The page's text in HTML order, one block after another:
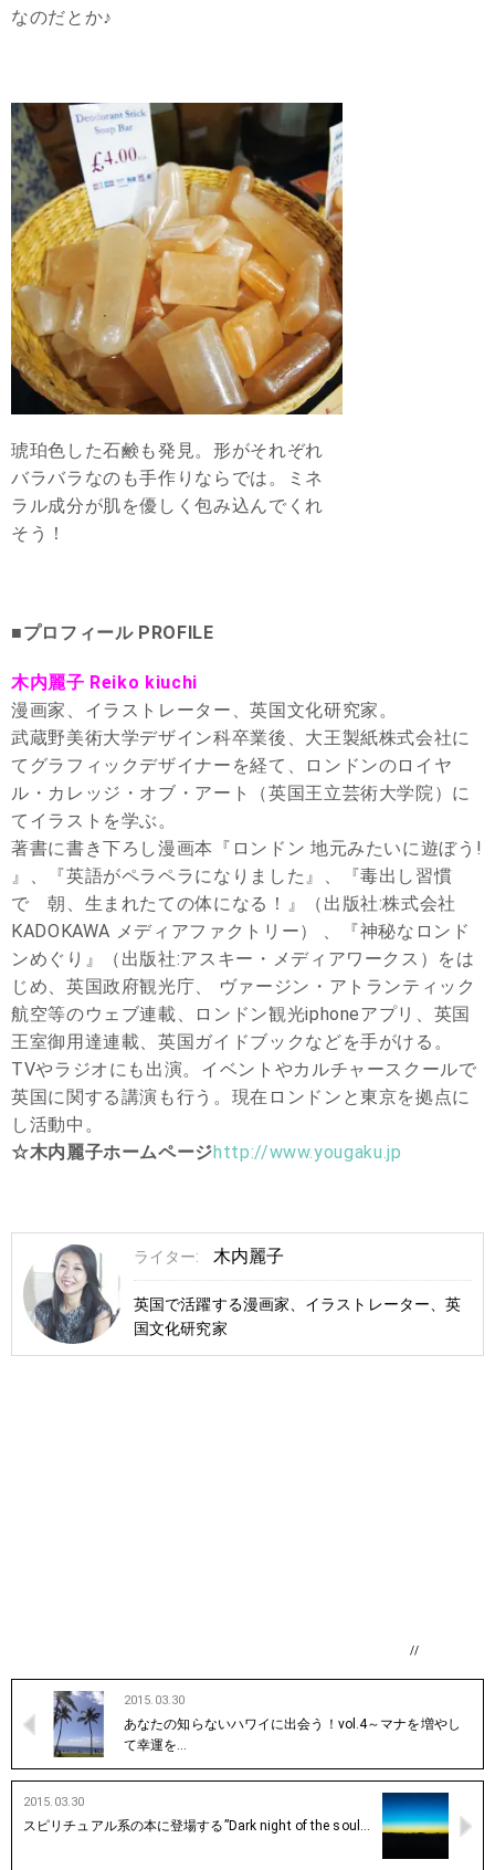
なのだとか♪
琥珀色した石鹸も発見。形がそれぞれ
バラバラなのも手作りならでは。ミネ
ラル成分が肌を優しく包み込んでくれ
そう！
■プロフィール PROFILE
木内麗子 Reiko kiuchi
漫画家、イラストレーター、英国文化研究家。
武蔵野美術大学デザイン科卒業後、大王製紙株式会社に
てグラフィックデザイナーを経て、ロンドンのロイヤ
ル・カレッジ・オブ・アート（英国王立芸術大学院）に
てイラストを学ぶ。
著書に書き下ろし漫画本『ロンドン 地元みたいに遊ぼう!
』、『英語がペラペラになりました』、『毒出し習慣
で 朝、生まれたての体になる！』（出版社:株式会社
KADOKAWA メディアファクトリー） 、『神秘なロンド
ンめぐり』（出版社:アスキー・メディアワークス）をは
じめ、英国政府観光庁、 ヴァージン・アトランティック
航空等のウェブ連載、ロンドン観光iphoneアプリ、英国
王室御用達連載、英国ガイドブックなどを手がける。
TVやラジオにも出演。イベントやカルチャースクールで
英国に関する講演も行う。現在ロンドンと東京を拠点に
し活動中。
☆木内麗子ホームページhttp://www.yougaku.jp
ライター: 木内麗子
英国で活躍する漫画家、イラストレーター、英
国文化研究家
//
2015.03.30
あなたの知らないハワイに出会う！vol.4～マナを増やし
て幸運を…
2015.03.30
スピリチュアル系の本に登場する”Dark night of the soul…